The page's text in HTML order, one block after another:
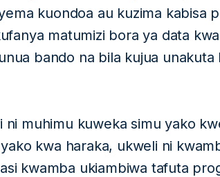
kuondoa au kuzima kabisa
matumizi bora ya data
bando na bila kujua unakuta
ni muhimu kuweka simu yako
kwa haraka, ukweli ni
kwamba ukiambiwa tafuta